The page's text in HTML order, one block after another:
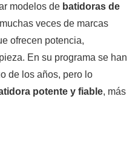
modelos de batidoras de
veces de marcas
ofrecen potencia,
En su programa se han
de los años, pero lo
potente y fiable, más